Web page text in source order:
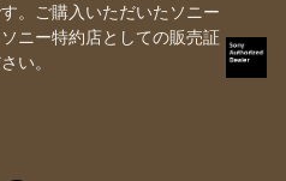
。ご購入いただいたソニー
ニー特約店としての販売証
い。